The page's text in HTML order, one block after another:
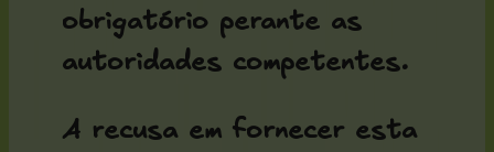
obrigatório perante as
autoridades competentes.
A recusa em fornecer esta